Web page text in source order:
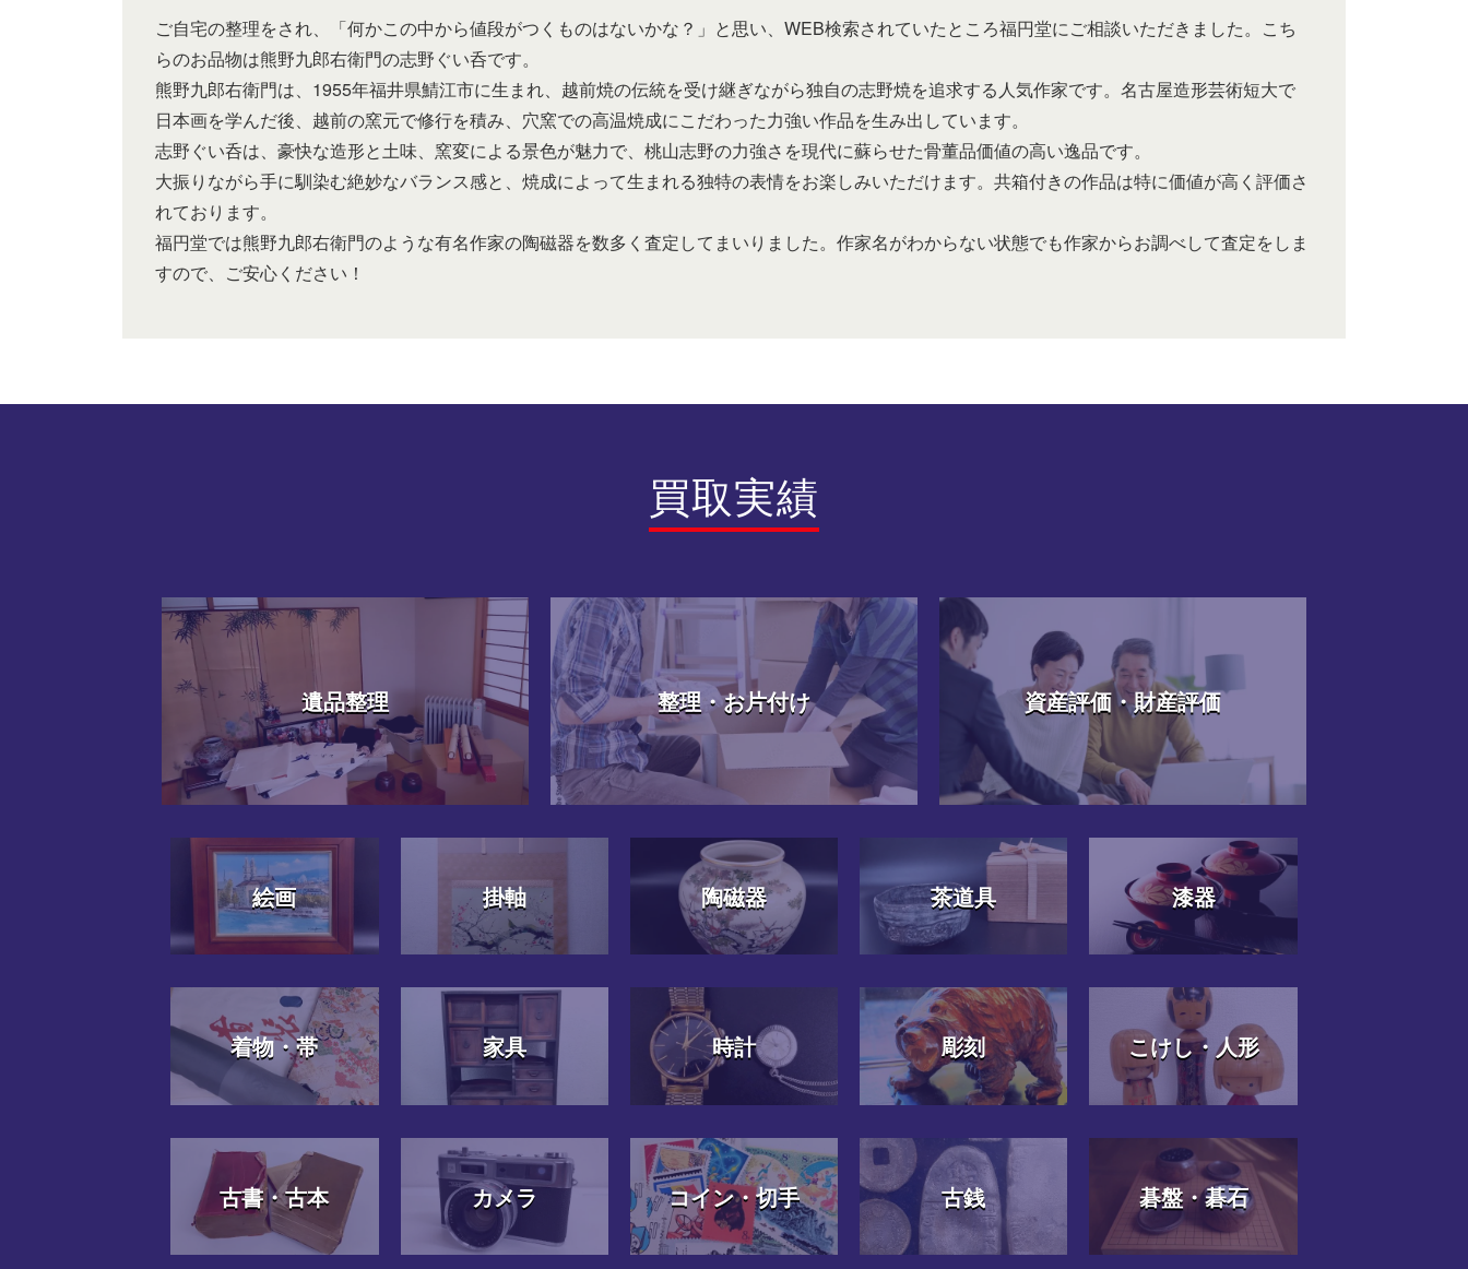
ご自宅の整理をされ、「何かこの中から値段がつくものはないかな？」と思い、WEB検索されていたところ福円堂にご相談いただきました。こち
らのお品物は熊野九郎右衛門の志野ぐい呑です。
熊野九郎右衛門は、1955年福井県鯖江市に生まれ、越前焼の伝統を受け継ぎながら独自の志野焼を追求する人気作家です。名古屋造形芸術短大で
日本画を学んだ後、越前の窯元で修行を積み、穴窯での高温焼成にこだわった力強い作品を生み出しています。
志野ぐい呑は、豪快な造形と土味、窯変による景色が魅力で、桃山志野の力強さを現代に蘇らせた骨董品価値の高い逸品です。
大振りながら手に馴染む絶妙なバランス感と、焼成によって生まれる独特の表情をお楽しみいただけます。共箱付きの作品は特に価値が高く評価さ
れております。
福円堂では熊野九郎右衛門のような有名作家の陶磁器を数多く査定してまいりました。作家名がわからない状態でも作家からお調べして査定をしま
すので、ご安心ください！
買取実績
遺品整理 整理・お片付け 資産評価・財産評価
絵画 掛軸 陶磁器 茶道具 漆器
着物・帯 家具 時計 彫刻 こけし・人形
古書・古本 カメラ コイン・切手 古銭 碁盤・碁石